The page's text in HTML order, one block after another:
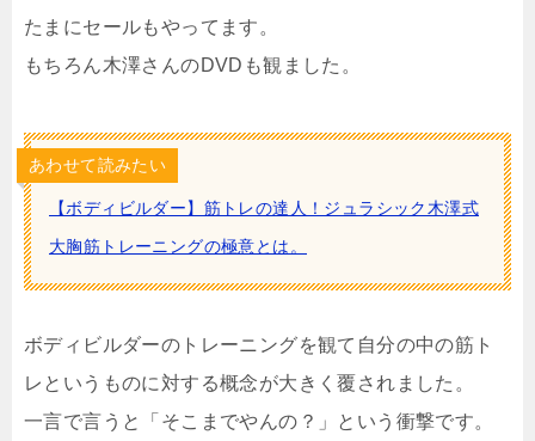
たまにセールもやってます。
もちろん木澤さんのDVDも観ました。
あわせて読みたい
【ボディビルダー】筋トレの達人！ジュラシック木澤式
大胸筋トレーニングの極意とは。
ボディビルダーのトレーニングを観て自分の中の筋ト
レというものに対する概念が大きく覆されました。
一言で言うと「そこまでやんの？」という衝撃です。